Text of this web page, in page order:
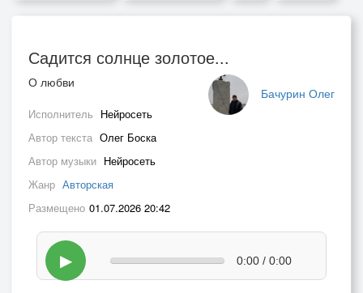
Садится солнце золотое...
Бачурин Олег
О любви
Исполнитель Нейросеть
Автор текста Олег Боска
Автор музыки Нейросеть
Жанр Авторская
Размещено 01.07.2026 20:42
▶ 0:00 / 0:00